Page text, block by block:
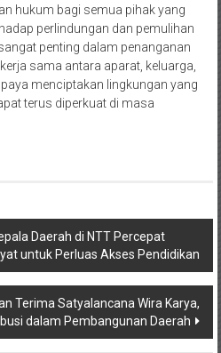
hukum bagi semua pihak yang
perlindungan dan pemulihan
penting dalam penanganan
sama antara aparat, keluarga,
menciptakan lingkungan yang
terus diperkuat di masa
Daerah di NTT Percepat
untuk Perluas Akses Pendidikan
Terima Satyalancana Wira Karya,
dalam Pembangunan Daerah